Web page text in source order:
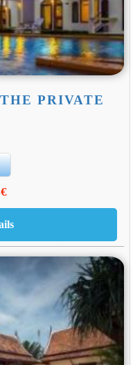
PRIVATE